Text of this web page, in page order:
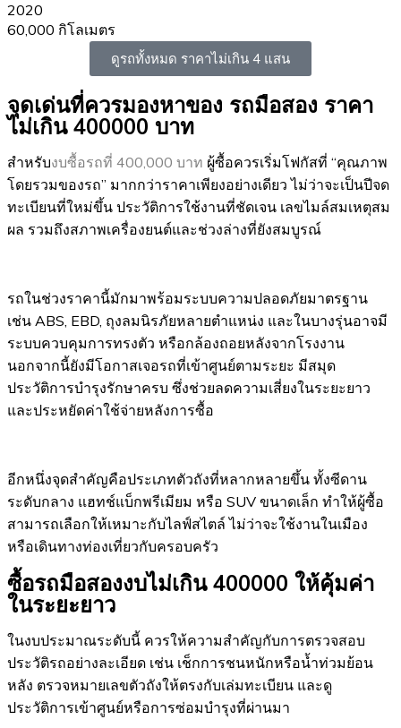
2020
60,000 กิโลเมตร
ดูรถทั้งหมด ราคาไม่เกิน 4 แสน
จุดเด่นที่ควรมองหาของ รถมือสอง ราคา
ไม่เกิน 400000 บาท
สำหรับงบซื้อรถที่ 400,000 บาท ผู้ซื้อควรเริ่มโฟกัสที่ “คุณภาพ
โดยรวมของรถ” มากกว่าราคาเพียงอย่างเดียว ไม่ว่าจะเป็นปีจด
ทะเบียนที่ใหม่ขึ้น ประวัติการใช้งานที่ชัดเจน เลขไมล์สมเหตุสม
ผล รวมถึงสภาพเครื่องยนต์และช่วงล่างที่ยังสมบูรณ์
รถในช่วงราคานี้มักมาพร้อมระบบความปลอดภัยมาตรฐาน
เช่น ABS, EBD, ถุงลมนิรภัยหลายตำแหน่ง และในบางรุ่นอาจมี
ระบบควบคุมการทรงตัว หรือกล้องถอยหลังจากโรงงาน
นอกจากนี้ยังมีโอกาสเจอรถที่เข้าศูนย์ตามระยะ มีสมุด
ประวัติการบำรุงรักษาครบ ซึ่งช่วยลดความเสี่ยงในระยะยาว
และประหยัดค่าใช้จ่ายหลังการซื้อ
อีกหนึ่งจุดสำคัญคือประเภทตัวถังที่หลากหลายขึ้น ทั้งซีดาน
ระดับกลาง แฮทช์แบ็กพรีเมียม หรือ SUV ขนาดเล็ก ทำให้ผู้ซื้อ
สามารถเลือกให้เหมาะกับไลฟ์สไตล์ ไม่ว่าจะใช้งานในเมือง
หรือเดินทางท่องเที่ยวกับครอบครัว
ซื้อรถมือสองงบไม่เกิน 400000 ให้คุ้มค่า
ในระยะยาว
ในงบประมาณระดับนี้ ควรให้ความสำคัญกับการตรวจสอบ
ประวัติรถอย่างละเอียด เช่น เช็กการชนหนักหรือน้ำท่วมย้อน
หลัง ตรวจหมายเลขตัวถังให้ตรงกับเล่มทะเบียน และดู
ประวัติการเข้าศูนย์หรือการซ่อมบำรุงที่ผ่านมา